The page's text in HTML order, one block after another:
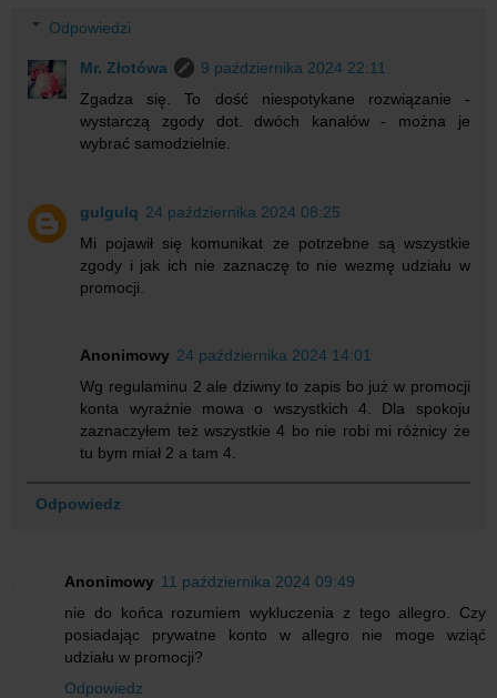
Odpowiedzi
Mr. Złotówa
9 października 2024 22:11
Zgadza się. To dość niespotykane rozwiązanie -
wystarczą zgody dot. dwóch kanałów - można je
wybrać samodzielnie.
gulgulq 24 października 2024 08:25
Mi pojawił się komunikat ze potrzebne są wszystkie
zgody i jak ich nie zaznaczę to nie wezmę udziału w
promocji.
Anonimowy 24 października 2024 14:01
Wg regulaminu 2 ale dziwny to zapis bo już w promocji
konta wyraźnie mowa o wszystkich 4. Dla spokoju
zaznaczyłem też wszystkie 4 bo nie robi mi różnicy że
tu bym miał 2 a tam 4.
Odpowiedz
Anonimowy 11 października 2024 09:49
nie do końca rozumiem wykluczenia z tego allegro. Czy
posiadając prywatne konto w allegro nie moge wziąć
udziału w promocji?
Odpowiedz